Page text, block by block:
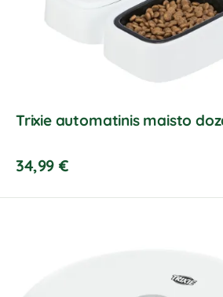
Trixie automatinis maisto
34,99 €